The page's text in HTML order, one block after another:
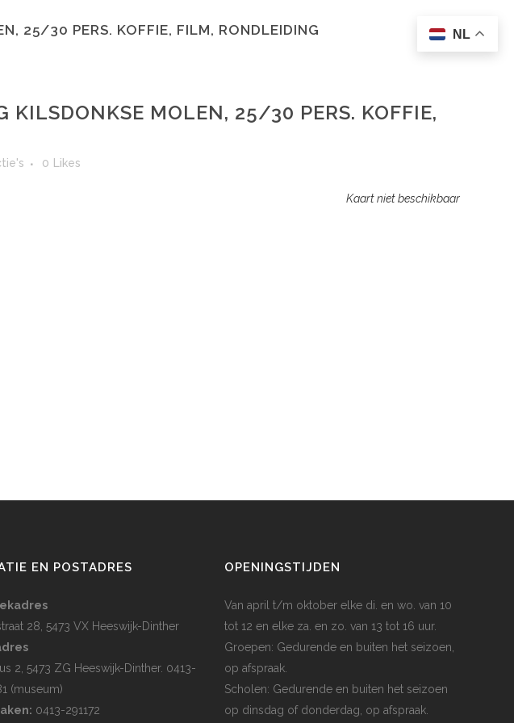
25/30 PERS. KOFFIE, FILM, RONDLEIDING
KILSDONKSE MOLEN, 25/30 PERS. KOFFIE,
0 Likes
Kaart niet beschikbaar
EN POSTADRES
28, 5473 VX Heeswijk-Dinther
2, 5473 ZG Heeswijk-Dinther. 0413-
(museum)
0413-291172
OPENINGSTIJDEN
Van april t/m oktober elke di. en wo. van 10
tot 12 en elke za. en zo. van 13 tot 16 uur.
Groepen: Gedurende en buiten het seizoen,
op afspraak.
Scholen: Gedurende en buiten het seizoen
op dinsdag of donderdag, op afspraak.
NL